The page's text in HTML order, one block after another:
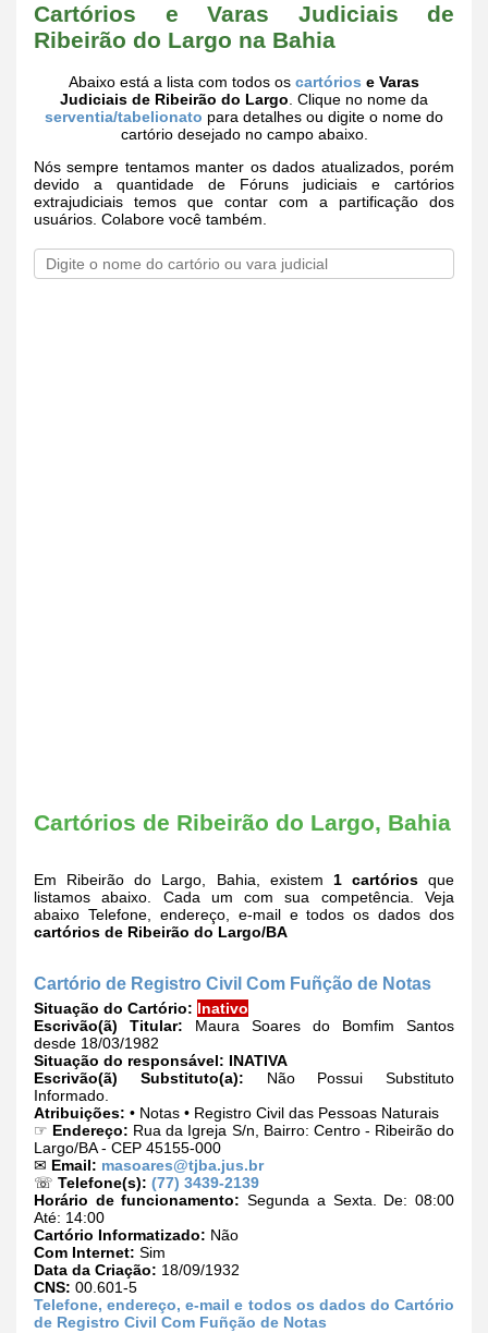
Cartórios e Varas Judiciais de
Ribeirão do Largo na Bahia
Abaixo está a lista com todos os cartórios e Varas
Judiciais de Ribeirão do Largo . Clique no nome da
serventia/tabelionato para detalhes ou digite o nome do
cartório desejado no campo abaixo.
Nós sempre tentamos manter os dados atualizados, porém
devido a quantidade de Fóruns judiciais e cartórios
extrajudiciais temos que contar com a partificação dos
usuários. Colabore você também.
Cartórios de Ribeirão do Largo, Bahia
Em Ribeirão do Largo, Bahia, existem 1 cartóriosque
listamos abaixo. Cada um com sua competência. Veja
abaixo Telefone, endereço, e-mail e todos os dados dos
cartórios de Ribeirão do Largo/BA
Cartório de Registro Civil Com Fuñção de Notas
Situação do Cartório: Inativo
Escrivão(ã) Titular: Maura Soares do Bomfim Santos
desde 18/03/1982
Situação do responsável: INATIVA
Escrivão(ã) Substituto(a): Não Possui Substituto
Informado.
Atribuições: • Notas • Registro Civil das Pessoas Naturais
☞ Endereço: Rua da Igreja S/n, Bairro: Centro - Ribeirão do
Largo/BA - CEP 45155-000
✉ Email: masoares@tjba.jus.br
☏ Telefone(s): (77) 3439-2139
Horário de funcionamento: Segunda a Sexta. De: 08:00
Até: 14:00
Cartório Informatizado: Não
Com Internet: Sim
Data da Criação: 18/09/1932
CNS: 00.601-5
Telefone, endereço, e-mail e todos os dados do Cartório
de Registro Civil Com Fuñção de Notas